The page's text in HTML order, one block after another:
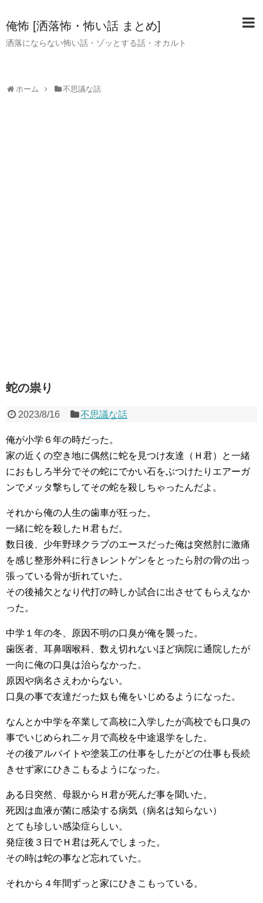
俺怖 [洒落怖・怖い話 まとめ]
洒落にならない怖い話・ゾッとする話・オカルト
ホーム 不思議な話
蛇の祟り
2023/8/16 不思議な話
俺が小学６年の時だった。
家の近くの空き地に偶然に蛇を見つけ友達（Ｈ君）と一緒
におもしろ半分でその蛇にでかい石をぶつけたりエアーガ
ンでメッタ撃ちしてその蛇を殺しちゃったんだよ。
それから俺の人生の歯車が狂った。
一緒に蛇を殺したＨ君もだ。
数日後、少年野球クラブのエースだった俺は突然肘に激痛
を感じ整形外科に行きレントゲンをとったら肘の骨の出っ
張っている骨が折れていた。
その後補欠となり代打の時しか試合に出させてもらえなか
った。
中学１年の冬、原因不明の口臭が俺を襲った。
歯医者、耳鼻咽喉科、数え切れないほど病院に通院したが
一向に俺の口臭は治らなかった。
原因や病名さえわからない。
口臭の事で友達だった奴も俺をいじめるようになった。
なんとか中学を卒業して高校に入学したが高校でも口臭の
事でいじめられ二ヶ月で高校を中途退学をした。
その後アルバイトや塗装工の仕事をしたがどの仕事も長続
きせず家にひきこもるようになった。
ある日突然、母親からＨ君が死んだ事を聞いた。
死因は血液が菌に感染する病気（病名は知らない）
とても珍しい感染症らしい。
発症後３日でＨ君は死んでしまった。
その時は蛇の事など忘れていた。
それから４年間ずっと家にひきこもっている。